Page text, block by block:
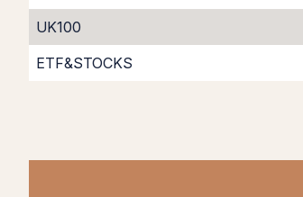
UK100
ETF&STOCKS